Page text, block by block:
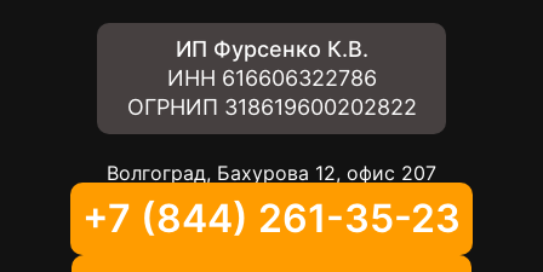
ИП Фурсенко К.В.
ИНН 616606322786
ОГРНИП 318619600202822
Волгоград, Бахурова 12, офис 207
+7 (844) 261-35-23